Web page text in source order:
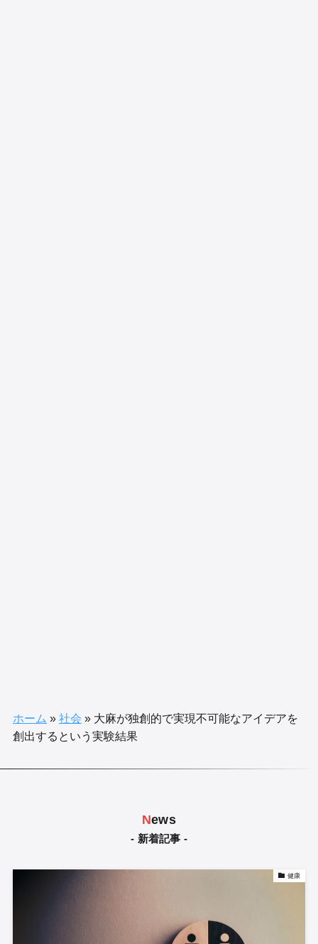
ホーム » 社会 »大麻が独創的で実現不可能なアイデアを
創出するという実験結果
News
- 新着記事 -
健康